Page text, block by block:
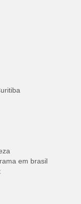
em brasil